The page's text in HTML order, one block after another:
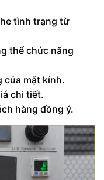
tình trạng từ
thể chức năng
của mặt kính.
chi tiết.
hàng đồng ý.